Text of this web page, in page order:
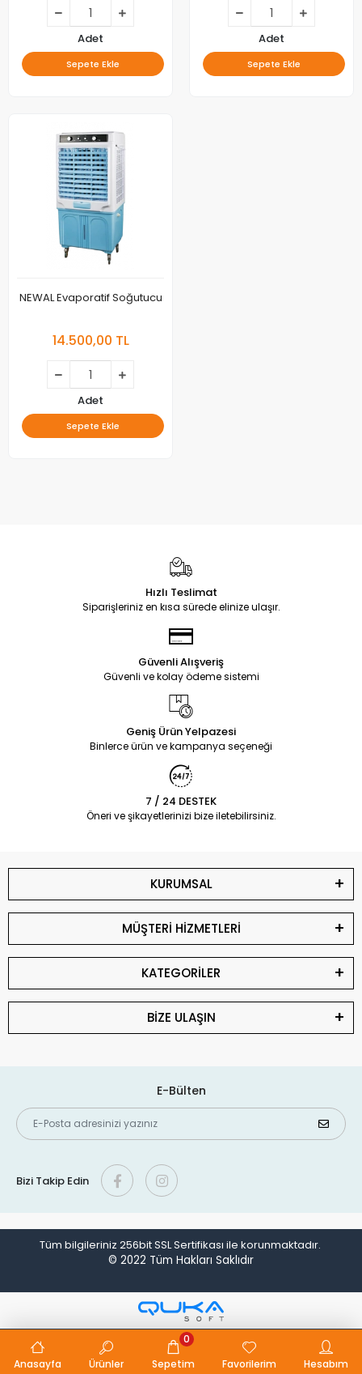
Adet
Sepete Ekle
Adet
Sepete Ekle
NEWAL Evaporatif Soğutucu
14.500,00 TL
Adet
Sepete Ekle
Hızlı Teslimat
Siparişleriniz en kısa sürede elinize ulaşır.
Güvenli Alışveriş
Güvenli ve kolay ödeme sistemi
Geniş Ürün Yelpazesi
Binlerce ürün ve kampanya seçeneği
7 / 24 DESTEK
Öneri ve şikayetlerinizi bize iletebilirsiniz.
KURUMSAL
MÜŞTERİ HİZMETLERİ
KATEGORİLER
BİZE ULAŞIN
E-Bülten
Bizi Takip Edin
Tüm bilgileriniz 256bit SSL Sertifikası ile korunmaktadır.
© 2022 Tüm Hakları Saklıdır
Anasayfa Ürünler Sepetim
0
Favorilerim
Hesabım